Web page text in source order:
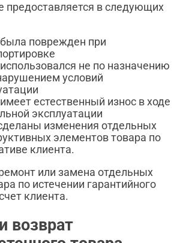
предоставляется в следующих
поврежден при
не по назначению
условий
естественный износ в ходе
эксплуатации
изменения отдельных
элементов товара по
клиента.
или замена отдельных
по истечении гарантийного
клиента.
возврат